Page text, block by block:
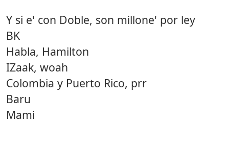
Y si e' con Doble, son millone' por ley
BK
Habla, Hamilton
IZaak, woah
Colombia y Puerto Rico, prr
Baru
Mami